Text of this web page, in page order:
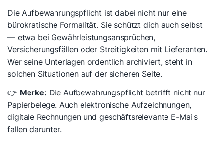
Die Aufbewahrungspflicht ist dabei nicht nur eine
bürokratische Formalität. Sie schützt dich auch selbst
— etwa bei Gewährleistungsansprüchen,
Versicherungsfällen oder Streitigkeiten mit Lieferanten.
Wer seine Unterlagen ordentlich archiviert, steht in
solchen Situationen auf der sicheren Seite.
👉 Merke: Die Aufbewahrungspflicht betrifft nicht nur
Papierbelege. Auch elektronische Aufzeichnungen,
digitale Rechnungen und geschäftsrelevante E-Mails
fallen darunter.